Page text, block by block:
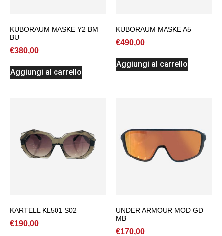
KUBORAUM MASKE Y2 BM
BU
€380,00
Aggiungi al carrello
KUBORAUM MASKE A5
€490,00
Aggiungi al carrello
KARTELL KL501 S02
€190,00
UNDER ARMOUR MOD GD
MB
€170,00